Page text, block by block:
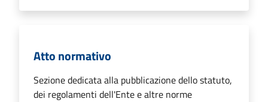
Atto normativo
Sezione dedicata alla pubblicazione dello statuto,
dei regolamenti dell'Ente e altre norme